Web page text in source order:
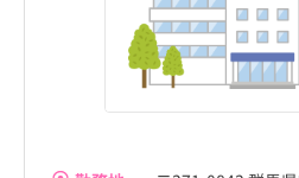
富山県
石川県
山梨県
藤岡市
富岡市
みどり市
富山県
石川県
山梨県
藤岡市
富岡市
みどり市